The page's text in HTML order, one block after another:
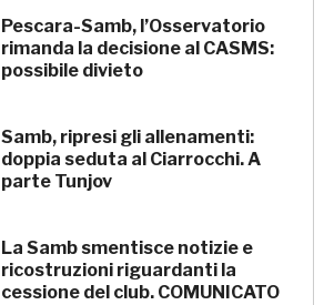
Pescara-Samb, l’Osservatorio
rimanda la decisione al CASMS:
possibile divieto
Samb, ripresi gli allenamenti:
doppia seduta al Ciarrocchi. A
parte Tunjov
La Samb smentisce notizie e
ricostruzioni riguardanti la
cessione del club. COMUNICATO